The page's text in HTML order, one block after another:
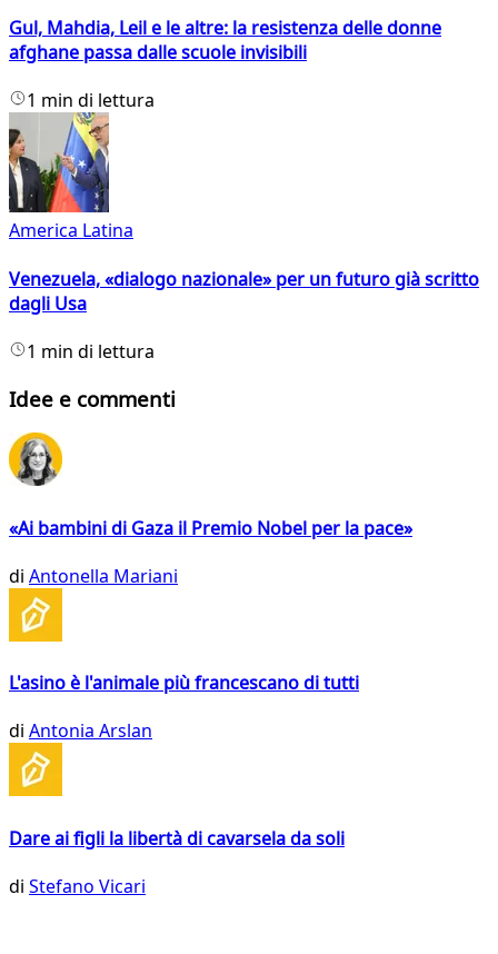
Gul, Mahdia, Leil e le altre: la resistenza delle donne
afghane passa dalle scuole invisibili
1 min di lettura
America Latina
Venezuela, «dialogo nazionale» per un futuro già scritto
dagli Usa
1 min di lettura
Idee e commenti
«Ai bambini di Gaza il Premio Nobel per la pace»
di Antonella Mariani
L'asino è l'animale più francescano di tutti
di Antonia Arslan
Dare ai figli la libertà di cavarsela da soli
di Stefano Vicari